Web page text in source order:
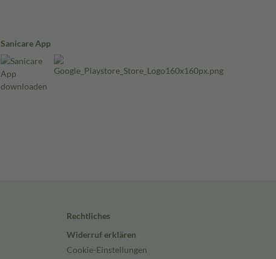
Sanicare App
Rechtliches
Widerruf erklären
Cookie-Einstellungen